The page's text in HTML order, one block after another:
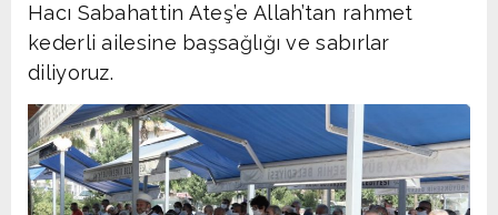
Hacı Sabahattin Ateş’e Allah’tan rahmet
kederli ailesine başsağlığı ve sabırlar
diliyoruz.